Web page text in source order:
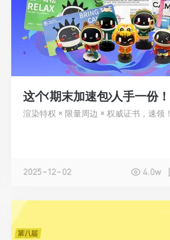
这个<期末加速包>人手一份！
渲染特权 × 限量周边 × 权威证书，速领！
2025-12-02 4.0w